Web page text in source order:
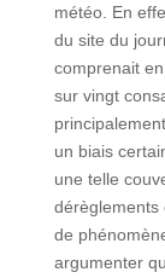
météo. En
du site du
comprenait
sur vingt
un biais
une telle
dérèglements
de
argumenter